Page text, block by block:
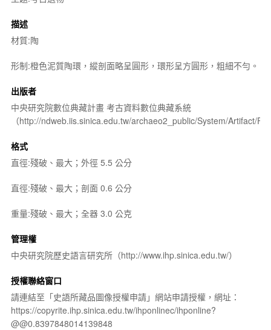
描述
材質:陶
形制:橙色泥質陶環，縱剖面略呈圓形，環形呈方圓形，粗細不勻。
出版者
中央研究院數位典藏計畫 考古資料數位典藏系統
（http://ndweb.iis.sinica.edu.tw/archaeo2_public/System/Artifact/
格式
直徑:殘破、最大；外徑 5.5 公分
直徑:殘破、最大；剖面 0.6 公分
重量:殘破、最大；全器 3.0 公克
管理權
中央研究院歷史語言研究所（http://www.ihp.sinica.edu.tw/）
授權聯絡窗口
請連結至「史語所藏品圖像授權申請」網站申請授權，網址：
https://copyrite.ihp.sinica.edu.tw/ihponlinec/ihponline?
@@0.8397848014139848